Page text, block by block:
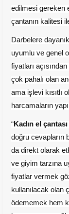
edilmesi gereken
çantanın kalitesi
Darbelere
uyumlu ve genel
fiyatları
çok pahalı olan
ama işlevi kısıtlı
harcamaların
“Kadın el
doğru cevapların
da direkt olarak
ve giyim tarzına
fiyatlar vermek
kullanılacak olan
ödememek hem